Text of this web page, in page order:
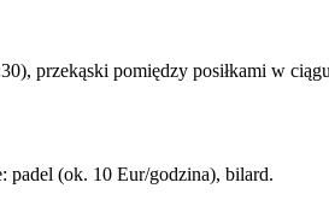
przekąski pomiędzy posiłkami w
padel (ok. 10 Eur/godzina), bilard.